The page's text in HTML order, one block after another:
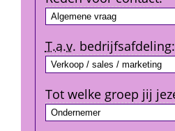
T.a.v. bedrijfs­afdeling:
Tot welke groep jij